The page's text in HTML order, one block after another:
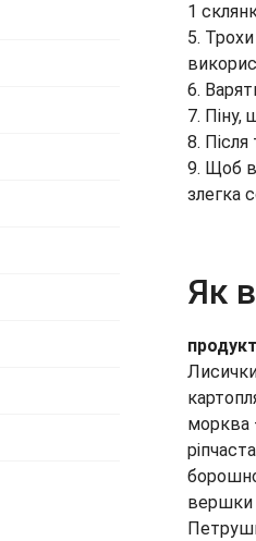
1
5.
6.
7. Піну,
8.
9. Щоб
злегка
Як
морква
вершки